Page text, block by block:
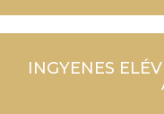
INGYENES